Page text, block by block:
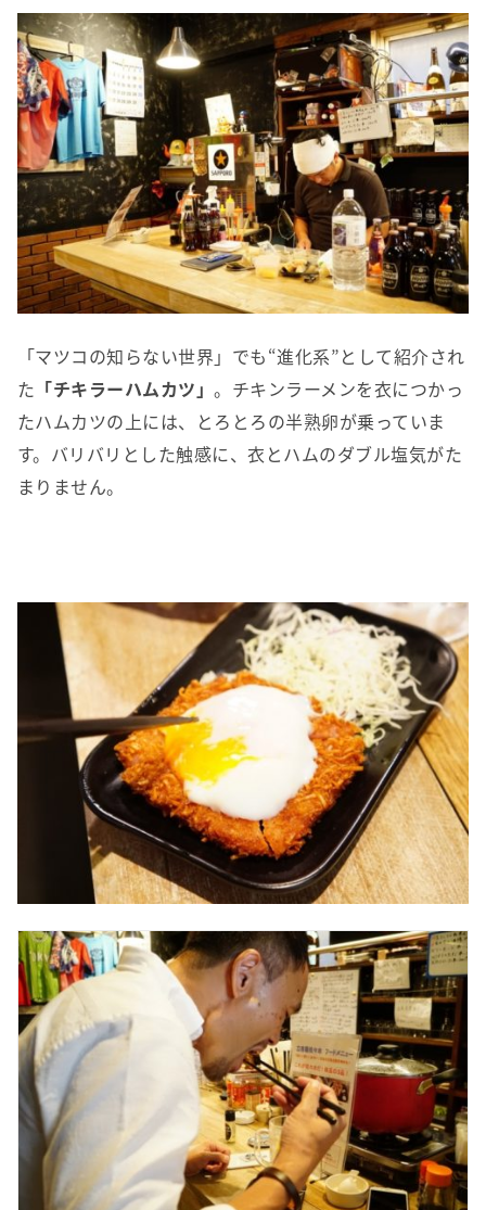
「マツコの知らない世界」でも“進化系”として紹介され
た 「チキラーハムカツ」。チキンラーメンを衣につかっ
たハムカツの上には、とろとろの半熟卵が乗っていま
す。バリバリとした触感に、衣とハムのダブル塩気がた
まりません。